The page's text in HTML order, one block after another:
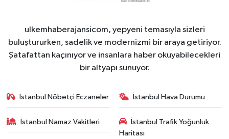
ulkemhaberajansicom, yepyeni temasıyla sizleri
buluştururken, sadelik ve modernizmi bir araya getiriyor.
Şatafattan kaçınıyor ve insanlara haber okuyabilecekleri
bir altyapı sunuyor.
İstanbul Nöbetçi Eczaneler İstanbul Hava Durumu
İstanbul Namaz Vakitleri
İstanbul Trafik Yoğunluk
Haritası